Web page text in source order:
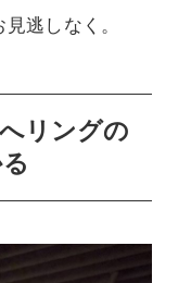
逃しなく。
リングの